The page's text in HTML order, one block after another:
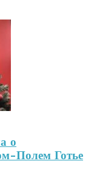
о
Полем Готье